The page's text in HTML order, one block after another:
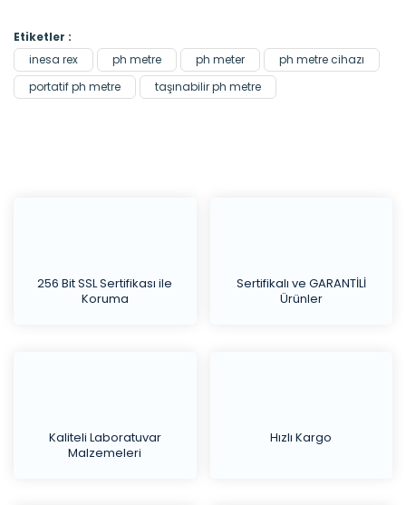
Etiketler :
inesa rex
ph metre ph meter
ph metre cihazı
portatif ph metre
taşınabilir ph metre
256 Bit SSL Sertifikası ile
Koruma
Sertifikalı ve GARANTİLİ
Ürünler
Kaliteli Laboratuvar
Malzemeleri
Hızlı Kargo